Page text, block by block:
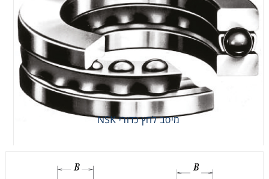
מיסב לחץ כדורי NSK